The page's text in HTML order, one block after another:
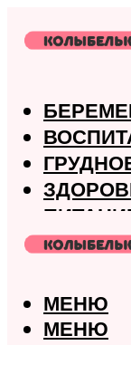
РОДЫ
МЕНЮ
МЕНЮ